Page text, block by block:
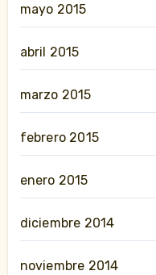
mayo 2015
abril 2015
marzo 2015
febrero 2015
enero 2015
diciembre 2014
noviembre 2014